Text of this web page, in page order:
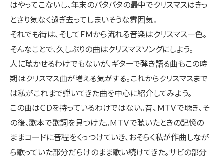
はやってこないし、年末のバタバタの最中でクリスマスはきっ
とさり気なく過ぎ去ってしまいそうな雰囲気。
それでも街は、そしてＦＭから流れる音楽はクリスマス一色。
そんなことで、久しぶりの曲はクリスマスソングにしよう。
人に聴かせるわけでもないが、ギターで弾き語る曲もこの時
期はクリスマス曲が増える気がする。これからクリスマスまで
は私がこれまで弾いてきた曲を中心に紹介してみよう。
この曲はＣＤを持っているわけではない。昔、ＭＴＶで聴き、そ
の後、歌本で歌詞を見つけた。ＭＴＶで聴いたときの記憶の
ままコードに音程をくっつけていき、おそらく私が作曲しなが
ら歌っていた部分だらけのまま歌い続けてきた。サビの部分